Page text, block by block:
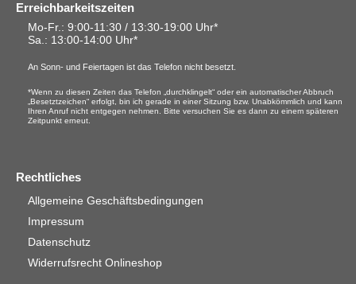
Erreichbarkeitszeiten
Mo-Fr.: 9:00-11:30 / 13:30-19:00 Uhr*
Sa. : 13:00-14:00 Uhr*
An Sonn- und Feiertagen ist das Telefon nicht besetzt.
*Wenn zu diesen Zeiten das Telefon „durchklingelt“ oder ein automatischer Abbruch
„Besetztzeichen“ erfolgt, bin ich gerade in einer Sitzung bzw. Unabkömmlich und kann
Ihren Anruf nicht entgegen nehmen. Bitte versuchen Sie es dann zu einem späteren
Zeitpunkt erneut.
Rechtliches
Allgemeine Geschäftsbedingungen
Impressum
Datenschutz
Widerrufsrecht Onlineshop